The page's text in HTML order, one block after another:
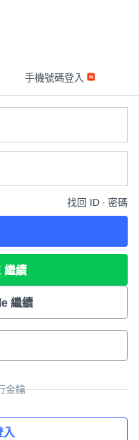
手機號碼登入
找回 ID ∙ 密碼
繼續
繼續
金鑰
入